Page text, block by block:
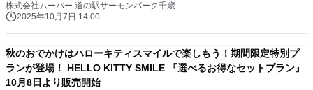
株式会社ムーバー 道の駅サーモンパーク千歳
2025年10月7日 14:00
秋のおでかけはハローキティスマイルで楽しもう！期間限定特別プ
ランが登場！ HELLO KITTY SMILE 『選べるお得なセットプラン』
10月8日より販売開始